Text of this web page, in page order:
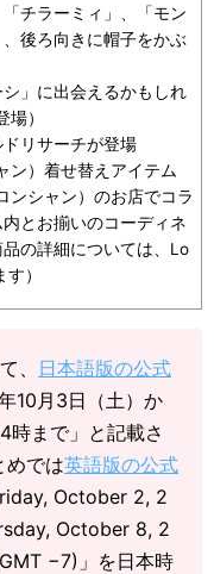
チラーミィ」、「モン
後ろ向きに帽子をかぶ
」に出会えるかもしれ
）
リサーチが登場
ン）着せ替えアイテム
ンシャン）のお店でコラ
とお揃いのコーディネ
の詳細については、Lo
）
、 日本語版の公式
10月3日（土）か
時まで」と記載さ
めでは英語版の公式
October 2, 2
October 8, 2
−7)」を日本時